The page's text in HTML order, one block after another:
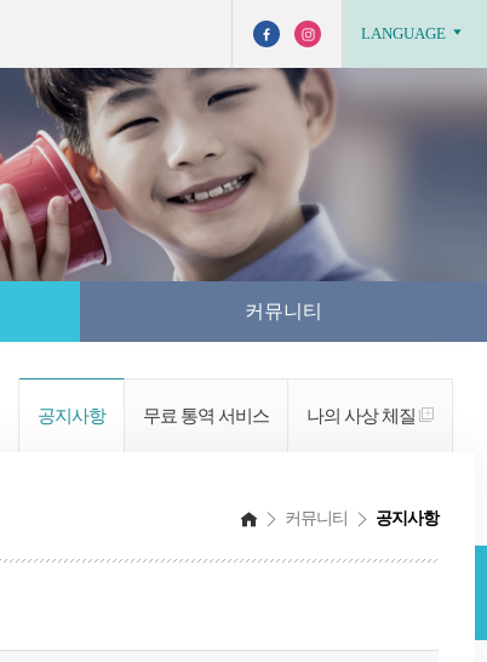
LANGUAGE
커뮤니티
공지사항 무료 통역 서비스 나의 사상 체질
커뮤니티 공지사항